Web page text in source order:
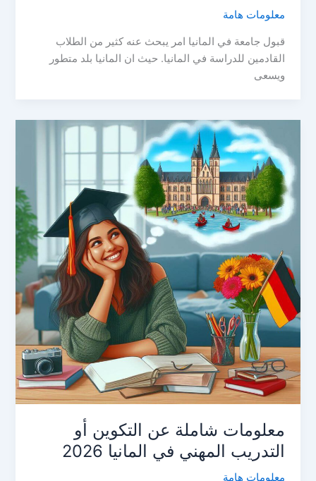
معلومات هامة
قبول جامعة في المانيا امر يبحث عنه كثير من الطلاب
القادمين للدراسة في المانيا. حيث ان المانيا بلد متطور
ويسعى
معلومات شاملة عن التكوين أو
التدريب المهني في المانيا 2026
معلومات هامة